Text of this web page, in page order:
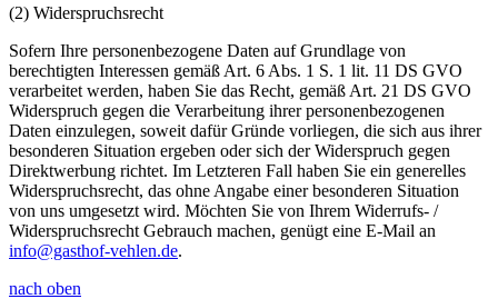
(2) Widerspruchsrecht
Sofern Ihre personenbezogene Daten auf Grundlage von
berechtigten Interessen gemäß Art. 6 Abs. 1 S. 1 lit. 11 DS GVO
verarbeitet werden, haben Sie das Recht, gemäß Art. 21 DS GVO
Widerspruch gegen die Verarbeitung ihrer personenbezogenen
Daten einzulegen, soweit dafür Gründe vorliegen, die sich aus ihrer
besonderen Situation ergeben oder sich der Widerspruch gegen
Direktwerbung richtet. Im Letzteren Fall haben Sie ein generelles
Widerspruchsrecht, das ohne Angabe einer besonderen Situation
von uns umgesetzt wird. Möchten Sie von Ihrem Widerrufs- /
Widerspruchsrecht Gebrauch machen, genügt eine E-Mail an
info@gasthof-vehlen.de.
nach oben